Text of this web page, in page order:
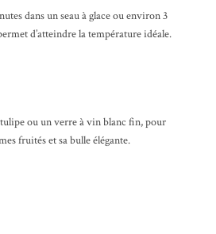
dans un seau à glace ou environ 3
d’atteindre la température idéale.
ou un verre à vin blanc fin, pour
fruités et sa bulle élégante.